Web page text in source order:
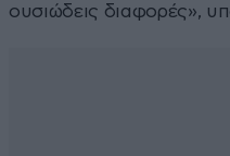
ουσιώδεις διαφορές»,